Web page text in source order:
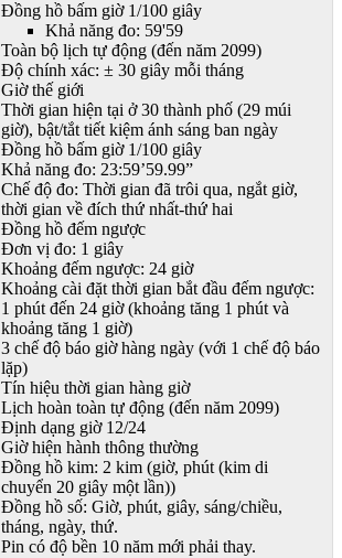
Đồng hồ bấm giờ 1/100 giây
Khả năng đo: 59'59
Toàn bộ lịch tự động (đến năm 2099)
Độ chính xác: ± 30 giây mỗi tháng
Giờ thế giới
Thời gian hiện tại ở 30 thành phố (29 múi
giờ), bật/tắt tiết kiệm ánh sáng ban ngày
Đồng hồ bấm giờ 1/100 giây
Khả năng đo: 23:59’59.99”
Chế độ đo: Thời gian đã trôi qua, ngắt giờ,
thời gian về đích thứ nhất-thứ hai
Đồng hồ đếm ngược
Đơn vị đo: 1 giây
Khoảng đếm ngược: 24 giờ
Khoảng cài đặt thời gian bắt đầu đếm ngược:
1 phút đến 24 giờ (khoảng tăng 1 phút và
khoảng tăng 1 giờ)
3 chế độ báo giờ hàng ngày (với 1 chế độ báo
lặp)
Tín hiệu thời gian hàng giờ
Lịch hoàn toàn tự động (đến năm 2099)
Định dạng giờ 12/24
Giờ hiện hành thông thường
Đồng hồ kim: 2 kim (giờ, phút (kim di
chuyển 20 giây một lần))
Đồng hồ số: Giờ, phút, giây, sáng/chiều,
tháng, ngày, thứ.
Pin có độ bền 10 năm mới phải thay.